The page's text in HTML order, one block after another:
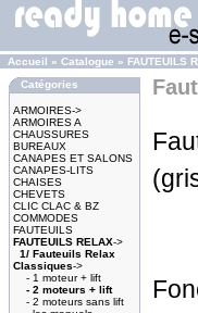
Accueil » Catalogue » FAUTEUILS
Catégories
ARMOIRES->
ARMOIRES A
CHAUSSURES
BUREAUX
CANAPES ET SALONS
CANAPES-LITS
CHAISES
CHEVETS
CLIC CLAC & BZ
COMMODES
FAUTEUILS
FAUTEUILS RELAX->
1/ Fauteuils Relax
Classiques->
- 1 moteur + lift
- 2 moteurs + lift
- 2 moteurs sans lift